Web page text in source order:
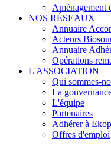
Aménagement
NOS RÉSEAUX
Annuaire
Acteurs
Annuaire
Opérations
L'ASSOCIATION
Qui sommes-
La
L'équipe
Partenaires
Adhérer à
Offres d'emploi